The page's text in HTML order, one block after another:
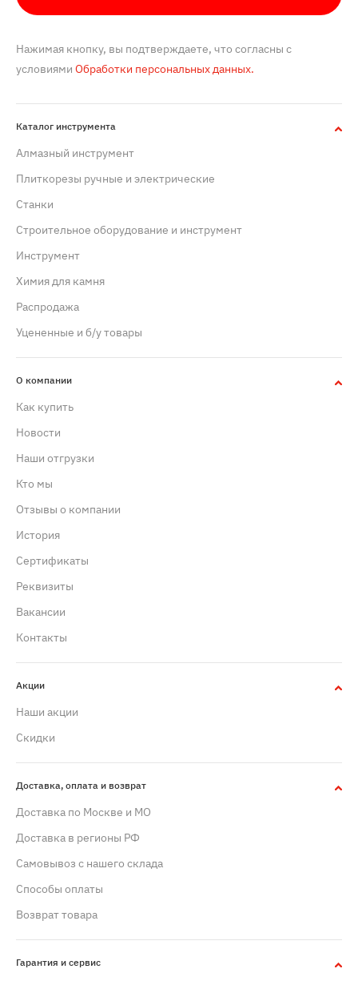
Нажимая кнопку, вы подтверждаете, что согласны с
условиями Обработки персональных данных.
Каталог инструмента
Алмазный инструмент
Плиткорезы ручные и электрические
Станки
Строительное оборудование и инструмент
Инструмент
Химия для камня
Распродажа
Уцененные и б/у товары
О компании
Как купить
Новости
Наши отгрузки
Кто мы
Отзывы о компании
История
Сертификаты
Реквизиты
Вакансии
Контакты
Акции
Наши акции
Скидки
Доставка, оплата и возврат
Доставка по Москве и МО
Доставка в регионы РФ
Самовывоз с нашего склада
Способы оплаты
Возврат товара
Гарантия и сервис